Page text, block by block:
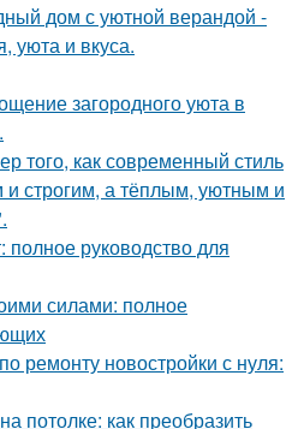
дом с уютной верандой -
уюта и вкуса.
загородного уюта в
того, как современный стиль
строгим, а тёплым, уютным и
полное руководство для
силами: полное
ремонту новостройки с нуля:
потолке: как преобразить